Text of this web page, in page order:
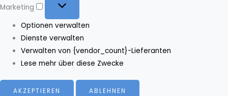
Marketing
Optionen verwalten
Dienste verwalten
Verwalten von {vendor_count}-Lieferanten
Lese mehr über diese Zwecke
AKZEPTIEREN ABLEHNEN